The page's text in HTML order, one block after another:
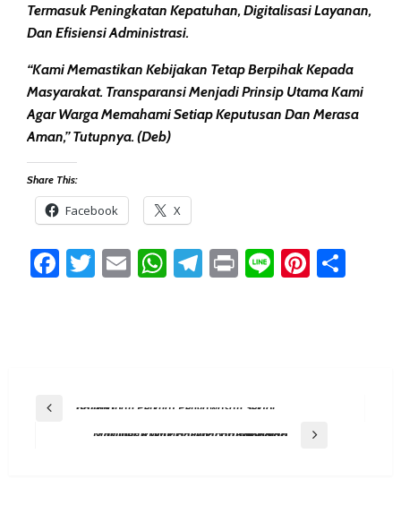
Termasuk Peningkatan Kepatuhan, Digitalisasi Layanan,
Dan Efisiensi Administrasi.
“Kami Memastikan Kebijakan Tetap Berpihak Kepada
Masyarakat. Transparansi Menjadi Prinsip Utama Kami
Agar Warga Memahami Setiap Keputusan Dan Merasa
Aman,” Tutupnya. (deb)
Share This:
Facebook X
Facebook
Twitter
EmailWhatsApp
Telegram
PrintLine
Post
Navigation
Previous Post
Balikpapan Perkuat Pengawasan Sektor Galian C
Kunjungan Wakil Menteri BUMN Tinjau Fasilitas RDMP Balikpapan Yang Siap Beroperasi